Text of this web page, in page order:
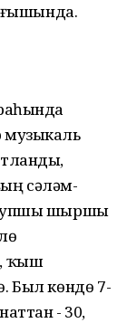
сәләм-
ҡупшы шыршы
ҡыш
Был көндө 7-
- 30,